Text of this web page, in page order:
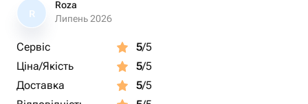
R
Roza
Липень 2026
Сервіс 5/5
Ціна/Якість
5/5
Доставка
5/5